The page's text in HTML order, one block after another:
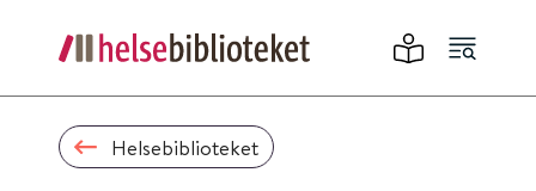
Helsebiblioteket